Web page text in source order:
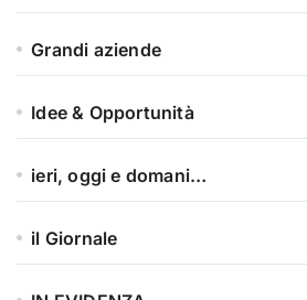
Grandi aziende
Idee & Opportunità
ieri, oggi e domani…
il Giornale